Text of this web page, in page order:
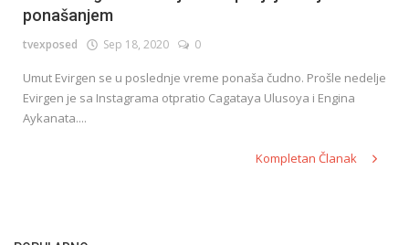
ponašanjem
tvexposed Sep 18, 2020 0
Umut Evirgen se u poslednje vreme ponaša čudno. Prošle nedelje
Evirgen je sa Instagrama otpratio Cagataya Ulusoya i Engina
Aykanata....
Kompletan Članak